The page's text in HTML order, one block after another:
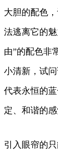
大胆的配色
法逃离它的
由”的配色非
小清新，试
代表永恒的
定、和谐的
引入眼帘的